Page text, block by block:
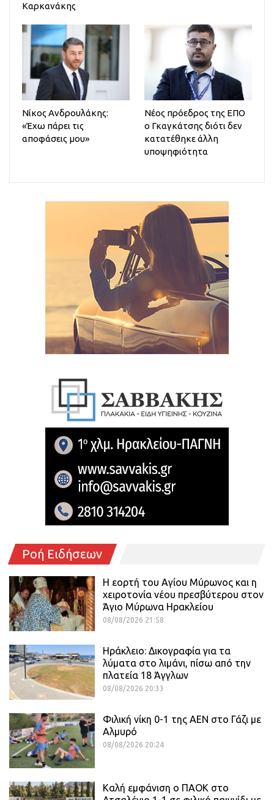
Καρκανάκης
Νίκος Ανδρουλάκης:
«Έχω πάρει τις
αποφάσεις μου»
Νέος πρόεδρος της ΕΠΟ
ο Γκαγκάτσης διότι δεν
κατατέθηκε άλλη
υποψηφιότητα
Ροή Ειδήσεων
Η εορτή του Αγίου Μύρωνος και η
χειροτονία νέου πρεσβύτερου στον
Άγιο Μύρωνα Ηρακλείου
08/08/2026 21:58
Ηράκλειο: Δικογραφία για τα
λύματα στο λιμάνι, πίσω από την
πλατεία 18 Άγγλων
08/08/2026 20:33
Φιλική νίκη 0-1 της ΑΕΝ στο Γάζι με
Αλμυρό
08/08/2026 20:24
Καλή εμφάνιση ο ΠΑΟΚ στο